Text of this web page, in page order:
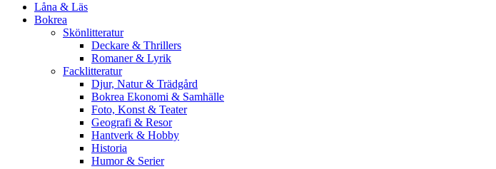
Låna & Läs
Bokrea
Skönlitteratur
Deckare & Thrillers
Romaner & Lyrik
Facklitteratur
Djur, Natur & Trädgård
Bokrea Ekonomi & Samhälle
Foto, Konst & Teater
Geografi & Resor
Hantverk & Hobby
Historia
Humor & Serier